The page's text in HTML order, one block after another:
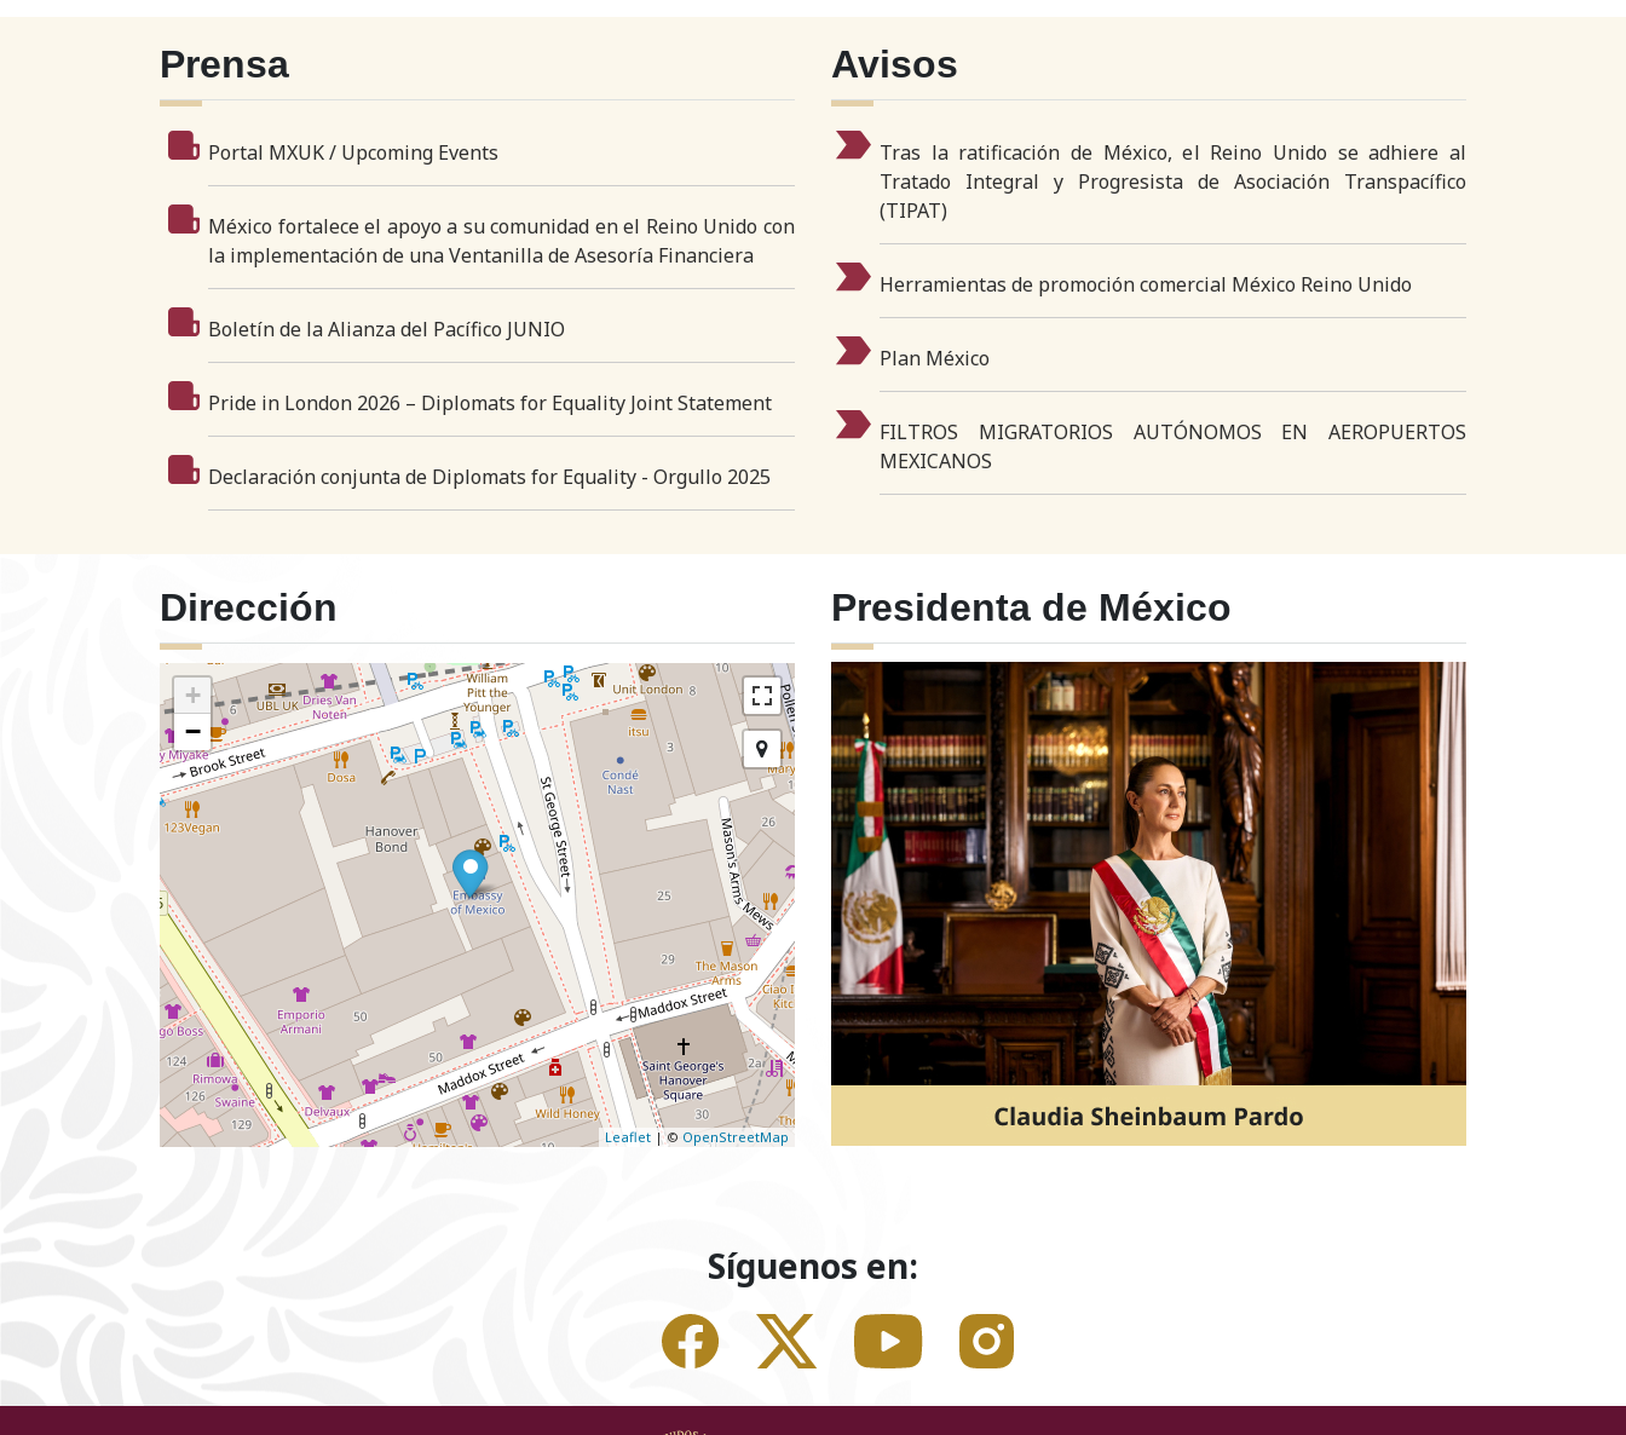
Prensa
Portal MXUK / Upcoming Events
México fortalece el apoyo a su comunidad en el Reino Unido con
la implementación de una Ventanilla de Asesoría Financiera
Boletín de la Alianza del Pacífico JUNIO
Pride in London 2026 – Diplomats for Equality Joint Statement
Declaración conjunta de Diplomats for Equality - Orgullo 2025
Avisos
Tras la ratificación de México, el Reino Unido se adhiere al
Tratado Integral y Progresista de Asociación Transpacífico
(TIPAT)
Herramientas de promoción comercial México Reino Unido
Plan México
FILTROS MIGRATORIOS AUTÓNOMOS EN AEROPUERTOS
MEXICANOS
Dirección
+
−
Leaflet | © OpenStreetMap
Presidenta de México
Síguenos en: